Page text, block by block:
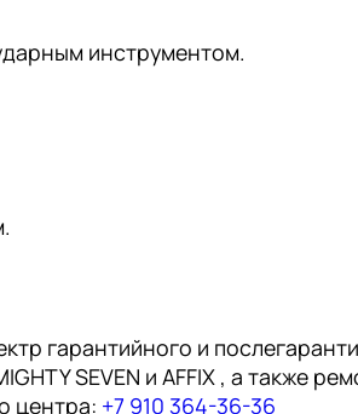
инструментом.
гарантийного и
SEVEN и AFFIX , а также
центра: +7 910 364-36-36